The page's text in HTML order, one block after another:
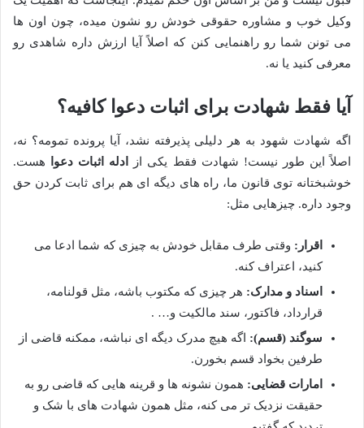
وکیل خوب و مشاوره حقوقی خودش رو نشون میده، چون اون ها
می تونن شما رو راهنمایی کنن که اصلاً آیا ارزش داره شاهدی رو
معرفی کنید یا نه.
آیا فقط شهادت برای اثبات دعوا کافیه؟
اگه شهادت شهود به هر دلیلی پذیرفته نشد، آیا پرونده تمومه؟ نه،
اصلاً این طور نیست! شهادت فقط یکی از
ادله اثبات دعوا
هست.
خوشبختانه توی قانون ما، راه های دیگه ای هم برای ثابت کردن حق
وجود داره. چیزهایی مثل:
اقرار: وقتی طرف مقابل خودش به چیزی که شما ادعا می
کنید، اعتراف کنه.
اسناد و مدارک: هر چیزی که مکتوب باشه، مثل قولنامه،
قرارداد، فاکتور، سند مالکیت و… .
سوگند (قسم): اگه هیچ مدرک دیگه ای نباشه، ممکنه قاضی از
طرفین بخواد قسم بخورن.
امارات قضایی: همون نشونه ها و قرینه هایی که قاضی رو به
حقیقت نزدیک تر می کنه، مثل همون شهادت های با شک و